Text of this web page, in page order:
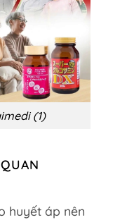
(1)
huyết áp nên